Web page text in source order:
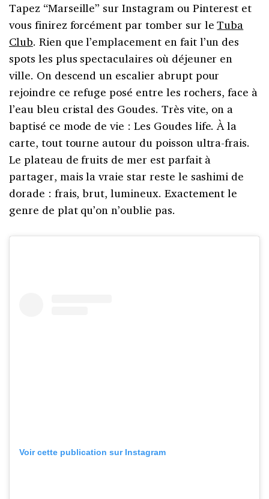
Tapez “Marseille” sur Instagram ou Pinterest et
vous finirez forcément par tomber sur leTuba
Club. Rien que l’emplacement en fait l’un des
spots les plus spectaculaires où déjeuner en
ville. On descend un escalier abrupt pour
rejoindre ce refuge posé entre les rochers, face à
l’eau bleu cristal des Goudes. Très vite, on a
baptisé ce mode de vie : Les Goudes life. À la
carte, tout tourne autour du poisson ultra-frais.
Le plateau de fruits de mer est parfait à
partager, mais la vraie star reste le sashimi de
dorade : frais, brut, lumineux. Exactement le
genre de plat qu’on n’oublie pas.
Voir cette publication sur Instagram